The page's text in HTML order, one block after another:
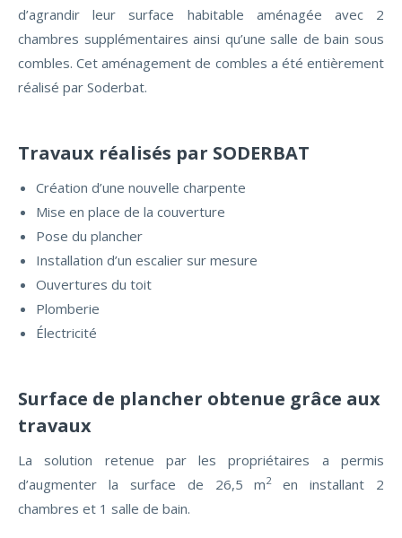
d’agrandir leur surface habitable aménagée avec 2
chambres supplémentaires ainsi qu’une salle de bain sous
combles. Cet aménagement de combles a été entièrement
réalisé par Soderbat.
Travaux réalisés par SODERBAT
Création d’une nouvelle charpente
Mise en place de la couverture
Pose du plancher
Installation d’un escalier sur mesure
Ouvertures du toit
Plomberie
Électricité
Surface de plancher obtenue grâce aux
travaux
La solution retenue par les propriétaires a permis
d’augmenter la surface de 26,5 m2en installant 2
chambres et 1 salle de bain.